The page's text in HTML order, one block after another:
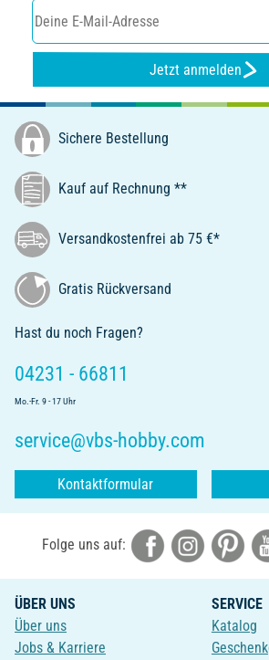
Jetzt anmelden
Sichere Bestellung
Kauf auf Rechnung **
Versandkostenfrei ab 75 €*
Gratis Rückversand
Hast du noch Fragen?
04231 - 66811
Mo.-Fr. 9 - 17 Uhr
service@vbs-hobby.com
Kontaktformular
Folge uns auf:
ÜBER UNS
Über uns
Jobs & Karriere
SERVICE
Katalog